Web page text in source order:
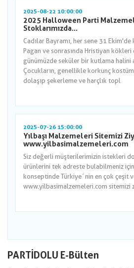
2025-08-22 10:00:00
2025 Halloween Parti
Stoklarımızda...
Cadılar Bayramı, her sene 31
Pagan ve sonrasında Hristiyan kökleri
günümüzde seküler bir kutlama halini
Çocukların, genellikle korkunç
dolaşıp şekerleme ve harçlık topl
2025-07-26 15:00:00
Yılbaşı Malzemeleri Sitemizi
www.yilbasimalzemeleri.com
Siz değerli müşterilerimizin istekleri
ürünlerini tek adreste bulabilmeniz
konseptinde Türkiye´nin en çok çeşit
www.yilbasimalzemeleri.com sitemizi
PARTİDOLU E-Bülten